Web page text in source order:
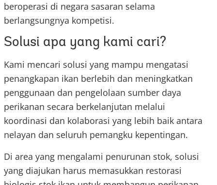
beroperasi di negara sasaran selama
berlangsungnya kompetisi.
Solusi apa yang kami cari?
Kami mencari solusi yang mampu mengatasi
penangkapan ikan berlebih dan meningkatkan
penggunaan dan pengelolaan sumber daya
perikanan secara berkelanjutan melalui
koordinasi dan kolaborasi yang lebih baik antara
nelayan dan seluruh pemangku kepentingan.
Di area yang mengalami penurunan stok, solusi
yang diajukan harus memasukkan restorasi